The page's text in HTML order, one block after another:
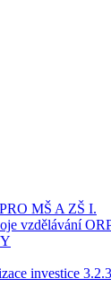
MŠ A ZŠ I.
vzdělávání
investice